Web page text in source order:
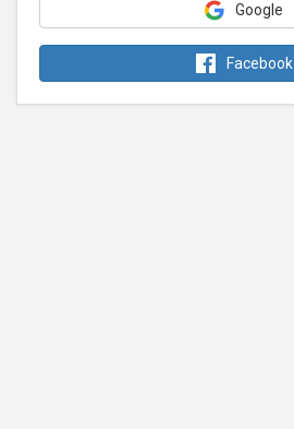
Google
Facebook